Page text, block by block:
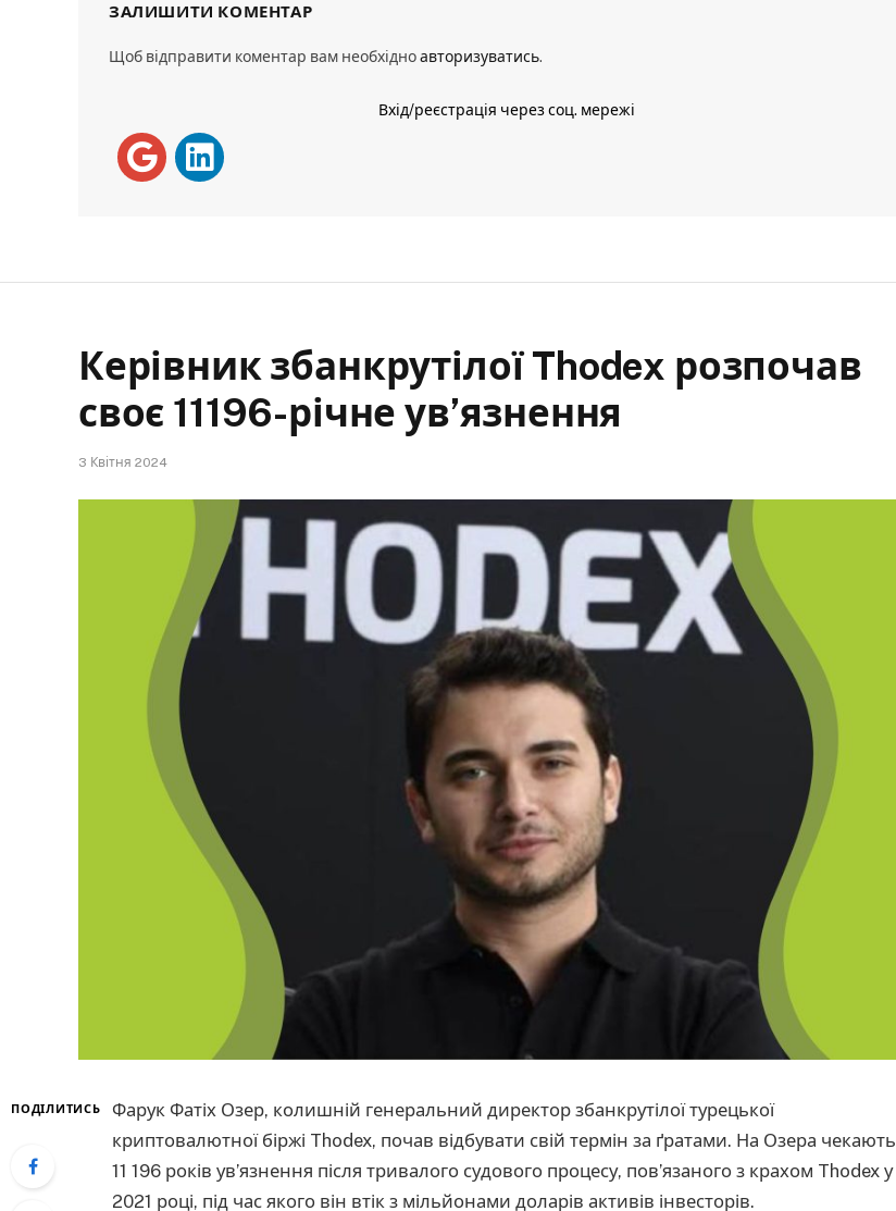
ЗАЛИШИТИ КОМЕНТАР
Щоб відправити коментар вам необхідноавторизуватись.
Вхід/реєстрація через соц. мережі
Керівник збанкрутілої Thodex розпочав
своє 11196-річне ув’язнення
3 Квітня 2024
ПОДІЛИТИСЬ
Фарук Фатіх Озер, колишній генеральний директор збанкрутілої турецької
криптовалютної біржі Thodex, почав відбувати свій термін за ґратами. На Озера чекають
11 196 років ув’язнення після тривалого судового процесу, пов’язаного з крахом Thodex у
2021 році, під час якого він втік з мільйонами доларів активів інвесторів.